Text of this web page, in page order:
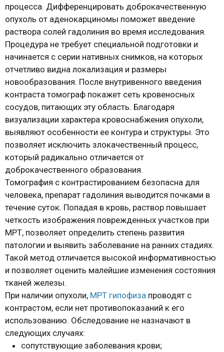
процесса. Дифференцировать доброкачественную
опухоль от аденокарциномы поможет введение
раствора солей гадолиния во время исследования.
Процедура не требует специальной подготовки и
начинается с серии нативных снимков, на которых
отчетливо видна локализация и размеры
новообразования. После внутривенного введения
контраста томограф покажет сеть кровеносных
сосудов, питающих эту область. Благодаря
визуализации характера кровоснабжения опухоли,
выявляют особенности ее контура и структуры. Это
позволяет исключить злокачественный процесс,
который радикально отличается от
доброкачественного образования.
Томография с контрастированием безопасна для
человека, препарат гадолиния выводится почками в
течение суток. Попадая в кровь, раствор повышает
четкость изображения поврежденных участков при
МРТ, позволяет определить степень развития
патологии и выявить заболевание на ранних стадиях.
Такой метод отличается высокой информативностью
и позволяет оценить малейшие изменения состояния
тканей железы.
При наличии опухоли, МРТ гипофиза проводят с
контрастом, если нет противопоказаний к его
использованию. Обследование не назначают в
следующих случаях:
сопутствующие заболевания крови;